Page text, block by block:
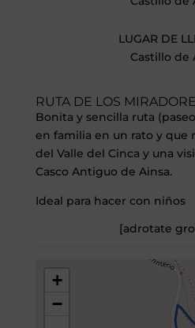
LUGAR DE
Castillo de
RUTA DE LOS
Bonita y sencilla ruta
en familia en un rato y que
del Valle del Cinca y una
Casco Antiguo de Ainsa.
Ideal para hacer con niños
[adrotate
+
−